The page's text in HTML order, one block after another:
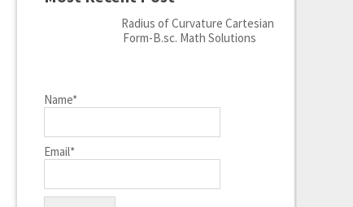
Radius of Curvature Cartesian
Form-B.sc. Math Solutions
Name*
Email*